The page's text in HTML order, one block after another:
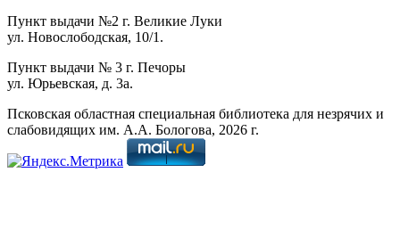
Пункт выдачи №2 г. Великие Луки
ул. Новослободская, 10/1.
Пункт выдачи № 3 г. Печоры
ул. Юрьевская, д. 3а.
Псковская областная специальная библиотека для незрячих и
слабовидящих им. А.А. Бологова, 2026 г.